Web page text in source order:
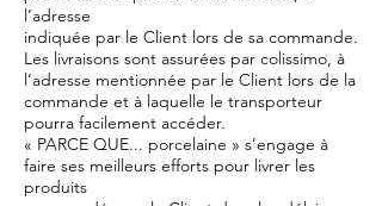
l’adresse
indiquée par le Client lors de sa commande.
Les livraisons sont assurées par colissimo, à
l’adresse mentionnée par le Client lors de la
commande et à laquelle le transporteur
pourra facilement accéder.
« PARCE QUE... porcelaine » s’engage à
faire ses meilleurs efforts pour livrer les
produits